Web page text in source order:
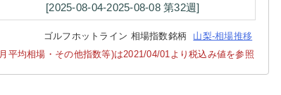
[2025-08-04-2025-08-08 第32週]
ゴルフホットライン 相場指数銘柄
山梨-相場推移
平均相場・その他指数等)は2021/04/01より税込み値を参照